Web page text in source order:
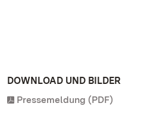
DOWNLOAD UND BILDER
Pressemeldung (PDF)